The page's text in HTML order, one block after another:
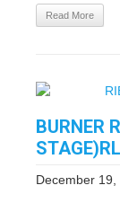
Read More
BURNER
December 19,